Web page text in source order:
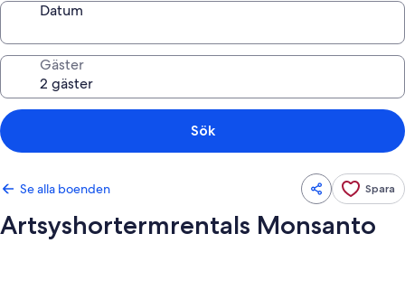
Datum
Gäster
Sök
Se alla boenden Spara
Artsyshortermrentals Monsanto